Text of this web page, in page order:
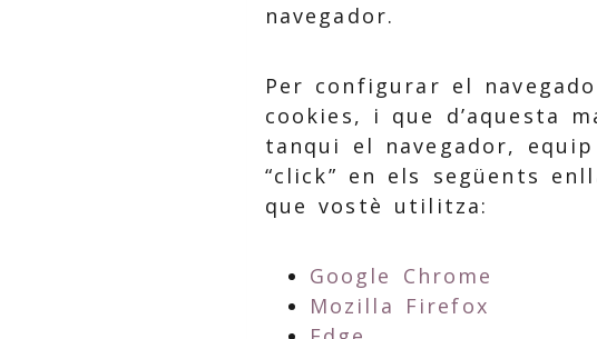
navegador.
Per configurar el
cookies, i que d’aquesta
tanqui el navegador,
“click” en els següents
que vostè utilitza:
Google Chrome
Mozilla Firefox